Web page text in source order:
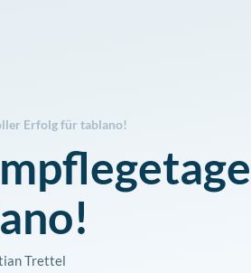
Erfolg für tablano!
Trettel